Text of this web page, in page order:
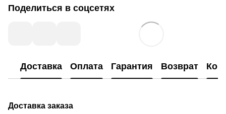
Поделиться в соцсетях
Доставка Оплата Гарантия Возврат
Доставка заказа